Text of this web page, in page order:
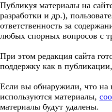
Публикуя материалы на
разработки и др.),
ответственность за
любых спорных вопросов с
При этом редакция сайта
поддержку как в
Если вы обнаружили, что на
используются материалы,
материалы будут удалены.